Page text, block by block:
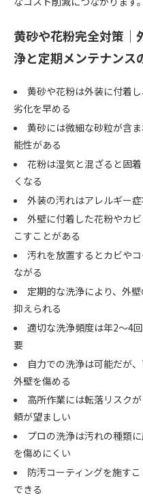
黄砂や花粉完全対策｜
浄と定期メンテナンス
黄砂や花粉は外装に付着
劣化を早める
黄砂には微細な砂粒が含
能性がある
花粉は湿気と混ざると固
くなる
外装の汚れはアレルギー
外壁に付着した花粉やカ
こすことがある
汚れを放置するとカビや
ながる
定期的な洗浄により、外
抑えられる
適切な洗浄頻度は年2～4
要
自力での洗浄は可能だが
外壁を傷める
高所作業には転落リスク
頼が望ましい
プロの洗浄は汚れの種類
を傷めにくい
防汚コーティングを施す
できる